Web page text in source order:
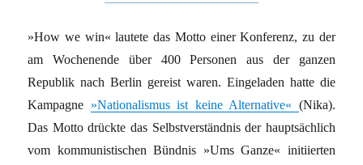
»How we win« lautete das Motto einer Konferenz, zu der
am Wochenende über 400 Personen aus der ganzen
Republik nach Berlin gereist waren. Eingeladen hatte die
Kampa­gne »Nationalismus ist keine Alternative« (Nika).
Das Motto drückte das Selbstverständnis der hauptsächlich
vom kommunis­tischen Bündnis »Ums Ganze« initiierten